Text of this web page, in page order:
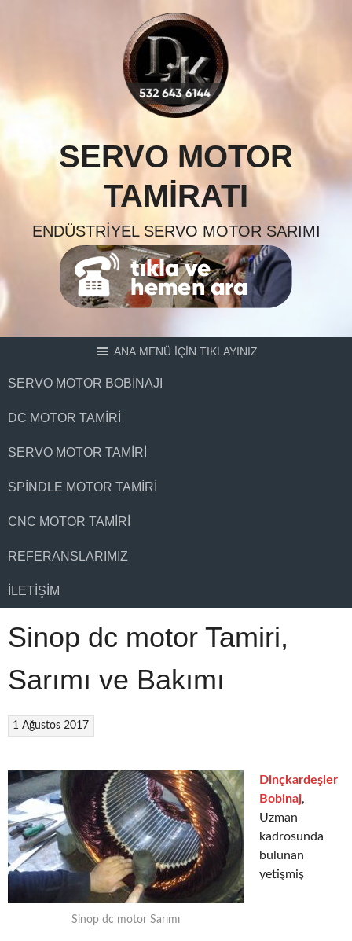
SERVO MOTOR
TAMIRATI
ENDÜSTRIYEL SERVO MOTOR SARIMI
ANA MENÜ İÇİN TIKLAYINIZ
SERVO MOTOR BOBINAJI
DC MOTOR TAMIRI
SERVO MOTOR TAMIRI
SPINDLE MOTOR TAMIRI
CNC MOTOR TAMIRI
REFERANSLARIMIZ
İLETIŞIM
Sinop dc motor Tamiri,
Sarımı ve Bakımı
1 Ağustos 2017
Sinop dc motor Sarımı
Dinçkardeşler
Bobinaj,
Uzman
kadrosunda
bulunan
yetişmiş